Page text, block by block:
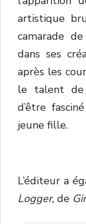
artistique
camarade
dans ses
après les
le talent de
d’être
jeune fille.
L’éditeur a
Logger, de